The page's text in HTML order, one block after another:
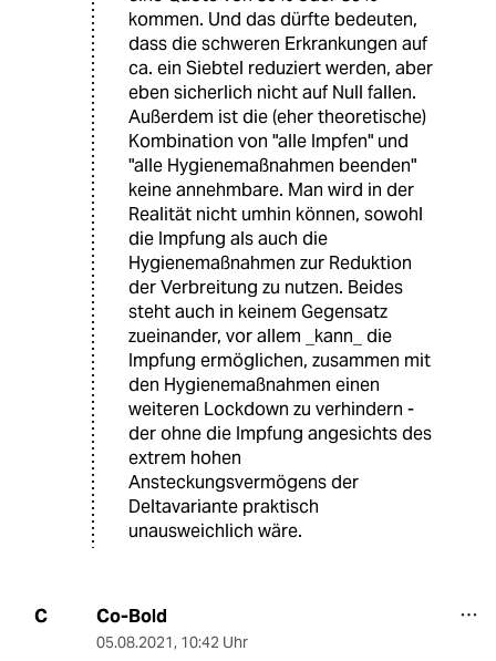
kommen. Und das dürfte bedeuten,
dass die schweren Erkrankungen auf
ca. ein Siebtel reduziert werden, aber
eben sicherlich nicht auf Null fallen.
Außerdem ist die (eher theoretische)
Kombination von "alle Impfen" und
"alle Hygienemaßnahmen beenden"
keine annehmbare. Man wird in der
Realität nicht umhin können, sowohl
die Impfung als auch die
Hygienemaßnahmen zur Reduktion
der Verbreitung zu nutzen. Beides
steht auch in keinem Gegensatz
zueinander, vor allem _kann_ die
Impfung ermöglichen, zusammen mit
den Hygienemaßnahmen einen
weiteren Lockdown zu verhindern -
der ohne die Impfung angesichts des
extrem hohen
Ansteckungsvermögens der
Deltavariante praktisch
unausweichlich wäre.
C Co-Bold
05.08.2021, 10:42 Uhr